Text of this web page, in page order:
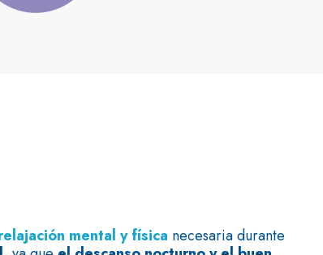
mental y física necesaria durante